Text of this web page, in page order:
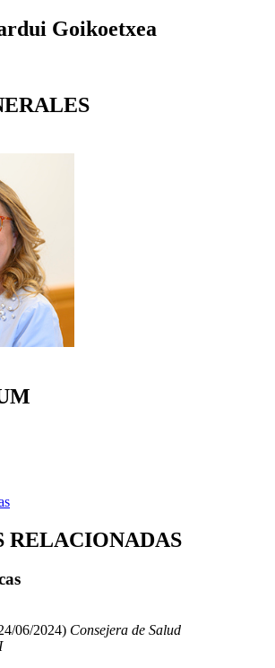
Goikoetxea
RELACIONADAS
06/2024) Consejera de Salud